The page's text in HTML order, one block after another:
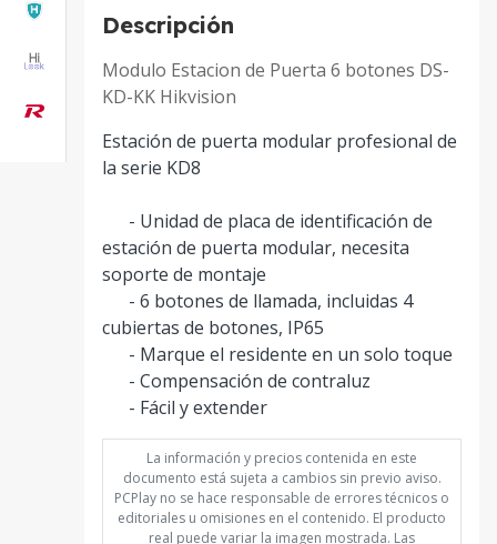
Descripción
Modulo Estacion de Puerta 6 botones DS-
KD-KK Hikvision
Estación de puerta modular profesional de
la serie KD8
- Unidad de placa de identificación de
estación de puerta modular, necesita
soporte de montaje
- 6 botones de llamada, incluidas 4
cubiertas de botones, IP65
- Marque el residente en un solo toque
- Compensación de contraluz
- Fácil y extender
La información y precios contenida en este
documento está sujeta a cambios sin previo aviso.
PCPlay no se hace responsable de errores técnicos o
editoriales u omisiones en el contenido. El producto
real puede variar la imagen mostrada. Las